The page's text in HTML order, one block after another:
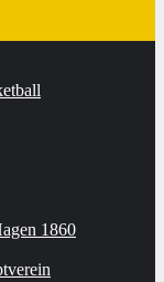
1860